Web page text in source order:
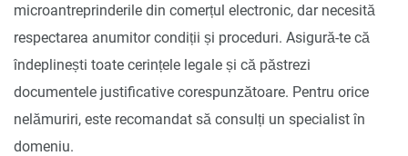
microantreprinderile din comerțul electronic, dar necesită
respectarea anumitor condiții și proceduri. Asigură-te că
îndeplinești toate cerințele legale și că păstrezi
documentele justificative corespunzătoare. Pentru orice
nelămuriri, este recomandat să consulți un specialist în
domeniu.